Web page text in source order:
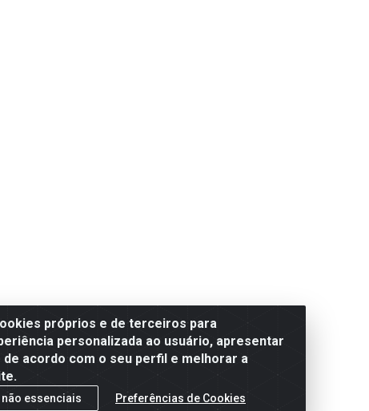
próprios e de terceiros para
personalizada ao usuário, apresentar
acordo com o seu perfil e melhorar a
não essenciais Preferências de Cookies